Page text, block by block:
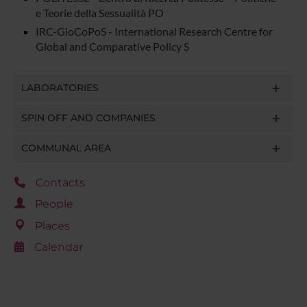
e Teorie della Sessualità PO
IRC-GloCoPoS - International Research Centre for
Global and Comparative Policy S
LABORATORIES
SPIN OFF AND COMPANIES
COMMUNAL AREA
Contacts
People
Places
Calendar